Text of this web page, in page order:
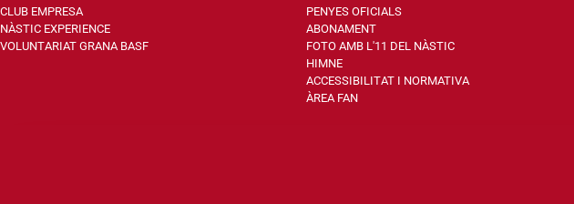
CLUB EMPRESA
NÀSTIC EXPERIENCE
VOLUNTARIAT GRANA BASF
PENYES OFICIALS
ABONAMENT
FOTO AMB L'11 DEL NÀSTIC
HIMNE
ACCESSIBILITAT I NORMATIVA
ÀREA FAN